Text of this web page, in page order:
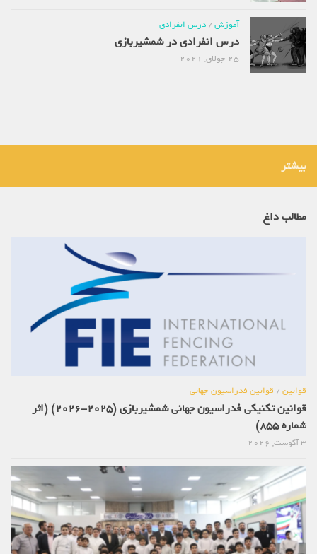
آموزش/ درس انفرادی
درس انفرادی در شمشیربازی
25 جولای, 2021
بیشتر
مطالب داغ
قوانین/ قوانین فدراسیون جهانی
قوانین تکنیکی فدراسیون جهانی شمشیربازی (2025-2026) (اثر
شماره 855)
3 آگوست, 2026